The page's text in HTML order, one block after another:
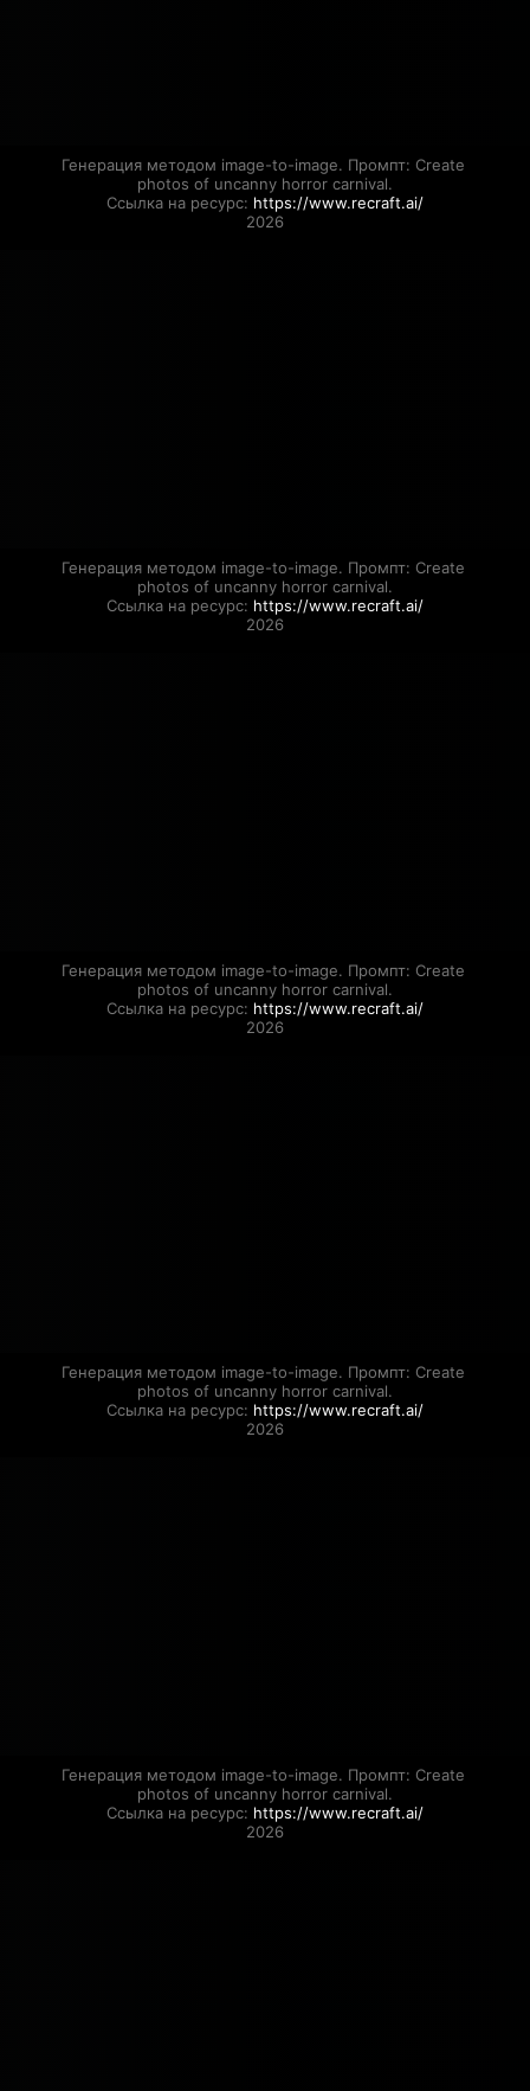
Генерация методом image-to-image. Промпт: Create
photos of uncanny horror carnival.
Ссылка на ресурс: https://www.recraft.ai/
2026
Генерация методом image-to-image. Промпт: Create
photos of uncanny horror carnival.
Ссылка на ресурс: https://www.recraft.ai/
2026
Генерация методом image-to-image. Промпт: Create
photos of uncanny horror carnival.
Ссылка на ресурс: https://www.recraft.ai/
2026
Генерация методом image-to-image. Промпт: Create
photos of uncanny horror carnival.
Ссылка на ресурс: https://www.recraft.ai/
2026
Генерация методом image-to-image. Промпт: Create
photos of uncanny horror carnival.
Ссылка на ресурс: https://www.recraft.ai/
2026